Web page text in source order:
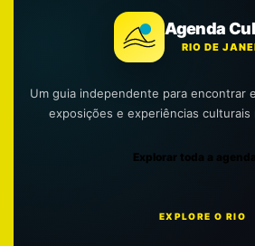
Agenda
RIO DE
Um guia independente para encontrar
exposições e experiências culturais
Explorar toda a agenda
EXPLORE O RIO